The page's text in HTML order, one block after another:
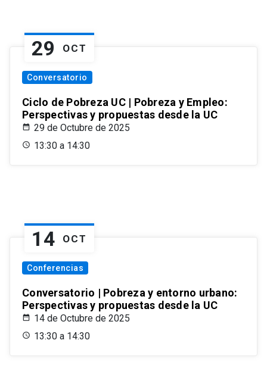
29 OCT
Conversatorio
Ciclo de Pobreza UC | Pobreza y Empleo:
Perspectivas y propuestas desde la UC
29 de Octubre de 2025
13:30 a 14:30
14 OCT
Conferencias
Conversatorio | Pobreza y entorno urbano:
Perspectivas y propuestas desde la UC
14 de Octubre de 2025
13:30 a 14:30